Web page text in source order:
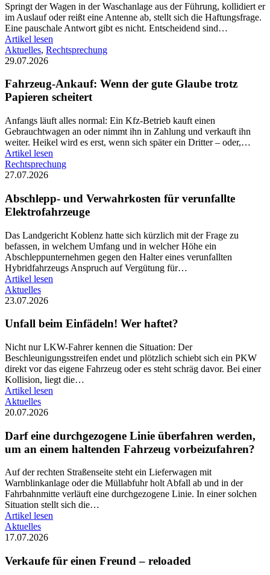
Springt der Wagen in der Waschanlage aus der Führung, kollidiert er
im Auslauf oder reißt eine Antenne ab, stellt sich die Haftungsfrage.
Eine pauschale Antwort gibt es nicht. Entscheidend sind…
Artikel lesen
Aktuelles, Rechtsprechung
29.07.2026
Fahrzeug-Ankauf: Wenn der gute Glaube trotz
Papieren scheitert
Anfangs läuft alles normal: Ein Kfz-Betrieb kauft einen
Gebrauchtwagen an oder nimmt ihn in Zahlung und verkauft ihn
weiter. Heikel wird es erst, wenn sich später ein Dritter – oder,…
Artikel lesen
Rechtsprechung
27.07.2026
Abschlepp- und Verwahrkosten für verunfallte
Elektrofahrzeuge
Das Landgericht Koblenz hatte sich kürzlich mit der Frage zu
befassen, in welchem Umfang und in welcher Höhe ein
Abschleppunternehmen gegen den Halter eines verunfallten
Hybridfahrzeugs Anspruch auf Vergütung für…
Artikel lesen
Aktuelles
23.07.2026
Unfall beim Einfädeln! Wer haftet?
Nicht nur LKW-Fahrer kennen die Situation: Der
Beschleunigungsstreifen endet und plötzlich schiebt sich ein PKW
direkt vor das eigene Fahrzeug oder es steht schräg davor. Bei einer
Kollision, liegt die…
Artikel lesen
Aktuelles
20.07.2026
Darf eine durchgezogene Linie überfahren werden,
um an einem haltenden Fahrzeug vorbeizufahren?
Auf der rechten Straßenseite steht ein Lieferwagen mit
Warnblinkanlage oder die Müllabfuhr holt Abfall ab und in der
Fahrbahnmitte verläuft eine durchgezogene Linie. In einer solchen
Situation stellt sich die…
Artikel lesen
Aktuelles
17.07.2026
Verkaufe für einen Freund – reloaded